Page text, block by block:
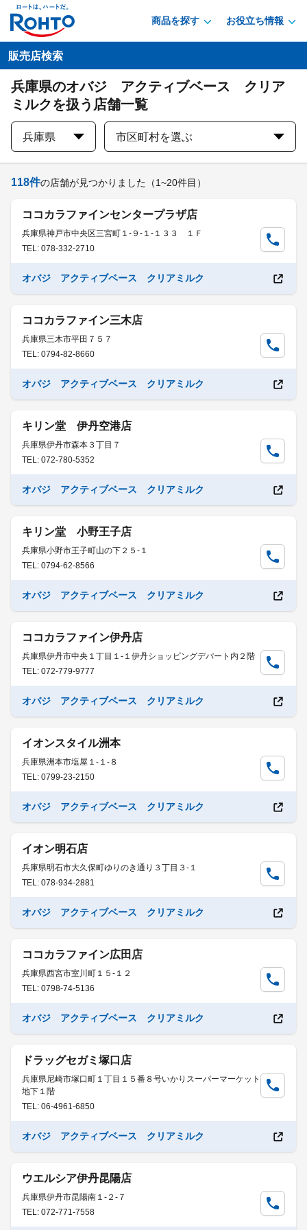
商品を探す お役立ち情報
販売店検索
兵庫県のオバジ アクティブベース クリア
ミルクを扱う店舗一覧
兵庫県 市区町村を選ぶ
118件の店舗が見つかりました （1~20件目）
ココカラファインセンタープラザ店
兵庫県神戸市中央区三宮町１-９-１-１３３ １Ｆ
TEL: 078-332-2710
オバジ アクティブベース クリアミルク
ココカラファイン三木店
兵庫県三木市平田７５７
TEL: 0794-82-8660
オバジ アクティブベース クリアミルク
キリン堂 伊丹空港店
兵庫県伊丹市森本３丁目７
TEL: 072-780-5352
オバジ アクティブベース クリアミルク
キリン堂 小野王子店
兵庫県小野市王子町山の下２５-１
TEL: 0794-62-8566
オバジ アクティブベース クリアミルク
ココカラファイン伊丹店
兵庫県伊丹市中央１丁目１-１伊丹ショッピングデパート内２階
TEL: 072-779-9777
オバジ アクティブベース クリアミルク
イオンスタイル洲本
兵庫県洲本市塩屋１-１-８
TEL: 0799-23-2150
オバジ アクティブベース クリアミルク
イオン明石店
兵庫県明石市大久保町ゆりのき通り３丁目３-１
TEL: 078-934-2881
オバジ アクティブベース クリアミルク
ココカラファイン広田店
兵庫県西宮市室川町１５-１２
TEL: 0798-74-5136
オバジ アクティブベース クリアミルク
ドラッグセガミ塚口店
兵庫県尼崎市塚口町１丁目１５番８号いかりスーパーマーケット
地下１階
TEL: 06-4961-6850
オバジ アクティブベース クリアミルク
ウエルシア伊丹昆陽店
兵庫県伊丹市昆陽南１-２-７
TEL: 072-771-7558